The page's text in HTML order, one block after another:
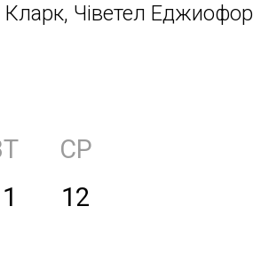
Кларк, Чіветел Еджиофор
СР
12